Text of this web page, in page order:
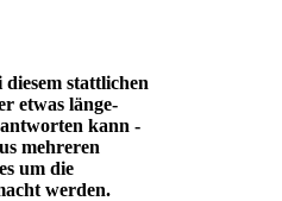
stattlichen
etwas länge-
kann -
mehreren
um die
werden.